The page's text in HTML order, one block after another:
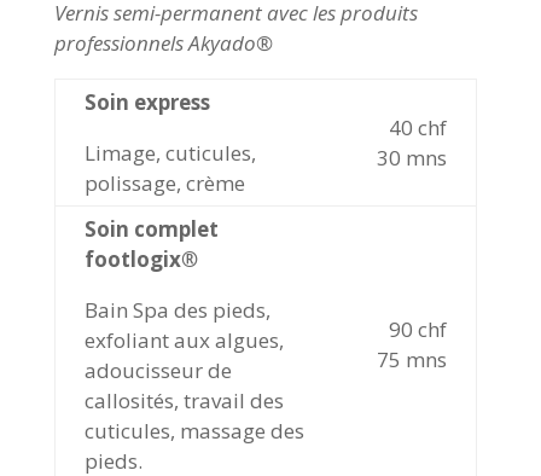
Vernis semi-permanent avec les produits
professionnels Akyado®
Soin express
Limage, cuticules,
polissage, crème
40 chf
30 mns
Soin complet
footlogix®
Bain Spa des pieds,
exfoliant aux algues,
adoucisseur de
callosités, travail des
cuticules, massage des
pieds.
90 chf
75 mns